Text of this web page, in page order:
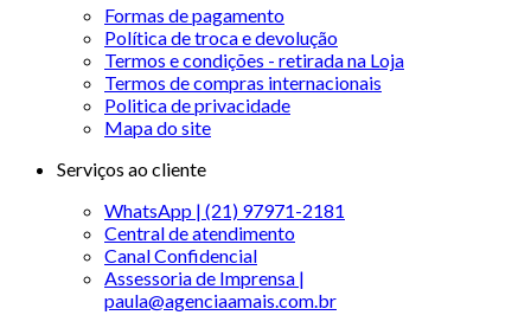
Formas de pagamento
Política de troca e devolução
Termos e condições - retirada na Loja
Termos de compras internacionais
Politica de privacidade
Mapa do site
Serviços ao cliente
WhatsApp | (21) 97971-2181
Central de atendimento
Canal Confidencial
Assessoria de Imprensa |
paula@agenciaamais.com.br